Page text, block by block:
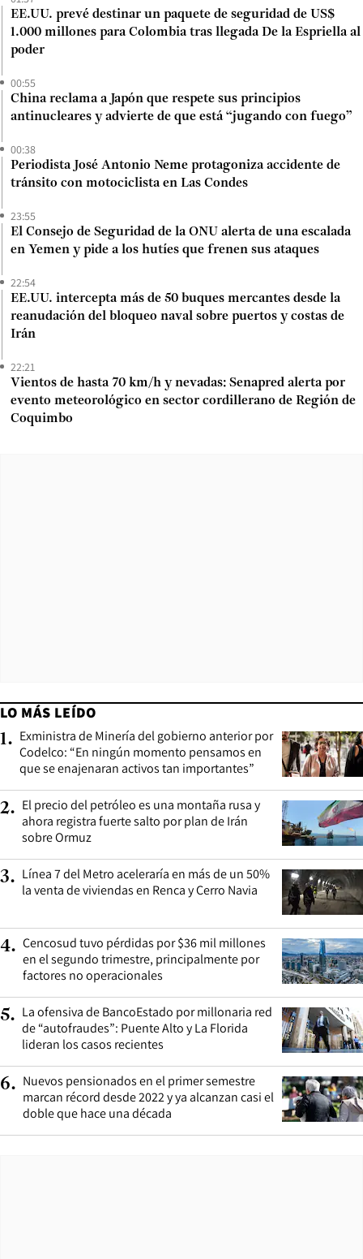
EE.UU. prevé destinar un paquete de seguridad de US$
1.000 millones para Colombia tras llegada De la Espriella al
poder
00:55
China reclama a Japón que respete sus principios
antinucleares y advierte de que está “jugando con fuego”
00:38
Periodista José Antonio Neme protagoniza accidente de
tránsito con motociclista en Las Condes
23:55
El Consejo de Seguridad de la ONU alerta de una escalada
en Yemen y pide a los hutíes que frenen sus ataques
22:54
EE.UU. intercepta más de 50 buques mercantes desde la
reanudación del bloqueo naval sobre puertos y costas de
Irán
22:21
Vientos de hasta 70 km/h y nevadas: Senapred alerta por
evento meteorológico en sector cordillerano de Región de
Coquimbo
LO MÁS LEÍDO
1. Exministra de Minería del gobierno anterior por
Codelco: “En ningún momento pensamos en
que se enajenaran activos tan importantes”
2. El precio del petróleo es una montaña rusa y
ahora registra fuerte salto por plan de Irán
sobre Ormuz
3. Línea 7 del Metro aceleraría en más de un 50%
la venta de viviendas en Renca y Cerro Navia
4. Cencosud tuvo pérdidas por $36 mil millones
en el segundo trimestre, principalmente por
factores no operacionales
5. La ofensiva de BancoEstado por millonaria red
de “autofraudes”: Puente Alto y La Florida
lideran los casos recientes
6. Nuevos pensionados en el primer semestre
marcan récord desde 2022 y ya alcanzan casi el
doble que hace una década